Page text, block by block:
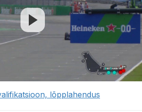
lõpplahendus